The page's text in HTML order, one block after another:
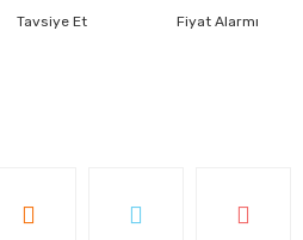
Tavsiye Et Fiyat Alarmı